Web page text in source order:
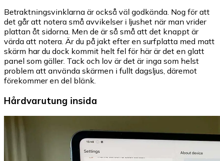
Betraktningsvinklarna är också väl godkända. Nog för att
det går att notera små avvikelser i ljushet när man vrider
plattan åt sidorna. Men de är så små att det knappt är
värda att notera. Är du på jakt efter en surfplatta med matt
skärm har du dock kommit helt fel för här är det en glatt
panel som gäller. Tack och lov är det är inga som helst
problem att använda skärmen i fullt dagsljus, däremot
förekommer en del blänk.
Hårdvarutung insida